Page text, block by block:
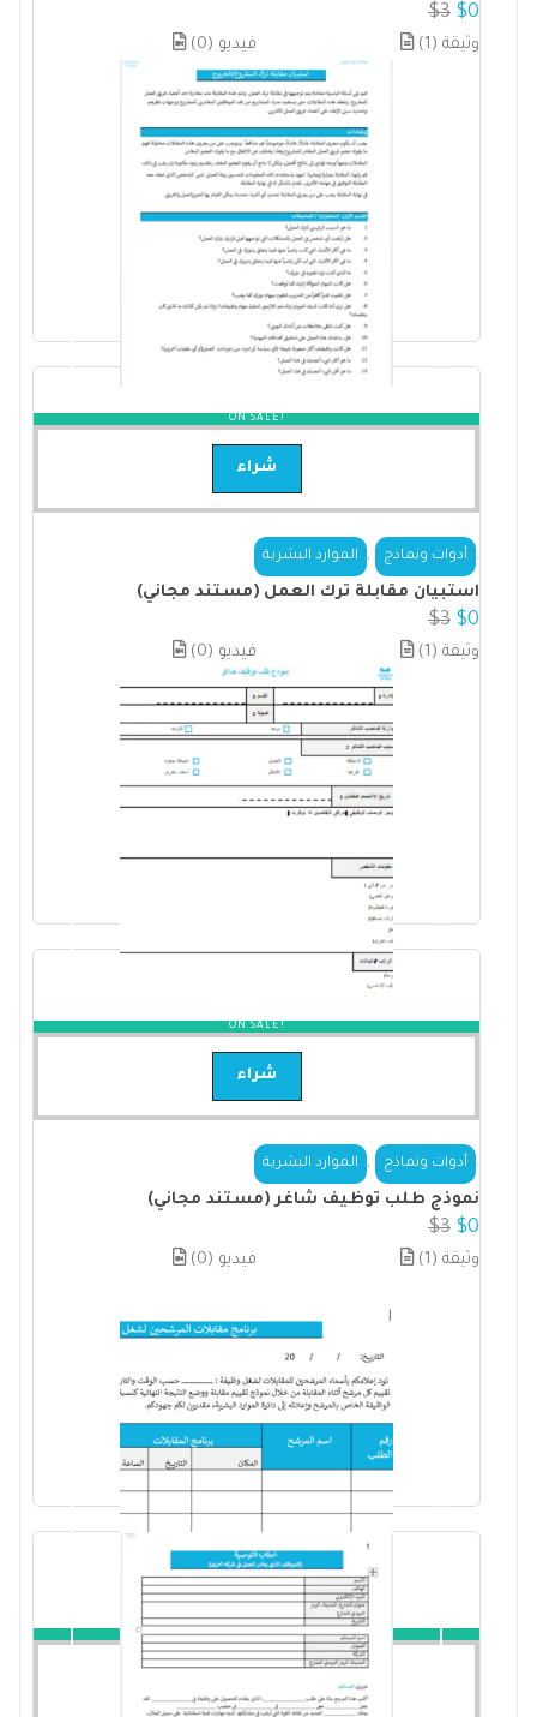
$3 $0
(0) فيديو (1) وثيقة
ON SALE!
شراء
الموارد البشرية أدوات ونماذج
استبيان مقابلة ترك العمل (مستند مجاني)
$3 $0
(0) فيديو (1) وثيقة
ON SALE!
شراء
الموارد البشرية أدوات ونماذج
نموذج طلب توظيف شاغر (مستند مجاني)
$3 $0
(0) فيديو (1) وثيقة
ON SALE!